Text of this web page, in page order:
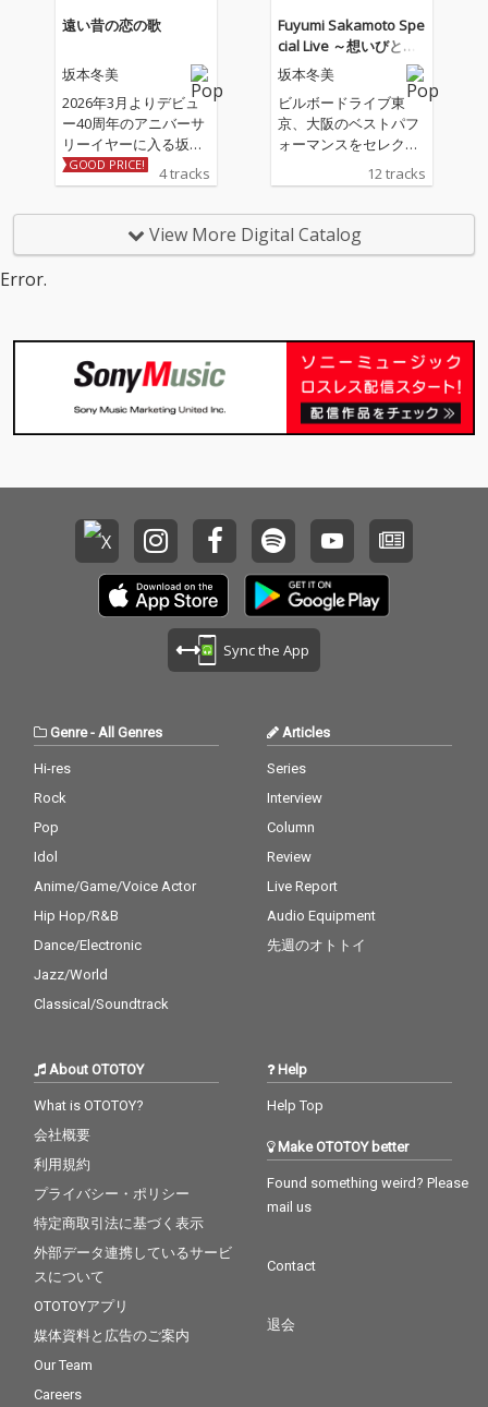
の若草恵が担当。
遠い昔の恋の歌
坂本冬美
2026年3月よりデビュ
ー40周年のアニバーサ
リーイヤーに入る坂本
冬美の記念シングル 収
録される表題曲「遠い
リング曲「しあわせ十
色」は坂本冬美と同じ
の若草恵が担当。
GOOD PRICE! 4 tracks
Fuyumi Sakamoto Spe
cial Live ～想いびと～
(Live)
坂本冬美
ビルボードライブ東
京、大阪のベストパフ
ォーマンスをセレクト
したライブ音源12 tracks
View More Digital Catalog
Error.
Sync the App
Genre- All Genres
Hi-res
Rock
Pop
Idol
Anime/Game/Voice Actor
Hip Hop/R&B
Dance/Electronic
Jazz/World
Classical/Soundtrack
Articles
Series
Interview
Column
Review
Live Report
Audio Equipment
先週のオトトイ
About OTOTOY
What is OTOTOY?
会社概要
利用規約
プライバシー・ポリシー
特定商取引法に基づく表示
外部データ連携しているサービ
スについて
OTOTOYアプリ
媒体資料と広告のご案内
Our Team
Careers
Help
Help Top
Make OTOTOY better
Found something weird? Please
mail us
Contact
退会